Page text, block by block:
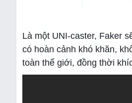
Là một UNI-caster, Faker
có hoàn cảnh khó khăn,
toàn thế giới, đồng thời